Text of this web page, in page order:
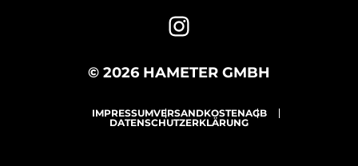
© 2026 HAMETER GMBH
IMPRESSUMVERSANDKOSTENAGB
DATENSCHUTZERKLÄRUNG